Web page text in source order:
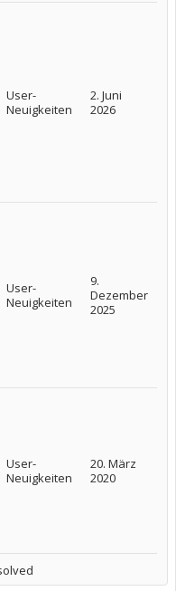
User-
Neuigkeiten
2. Juni
2026
User-
Neuigkeiten
9.
Dezember
2025
User-
Neuigkeiten
20. März
2020